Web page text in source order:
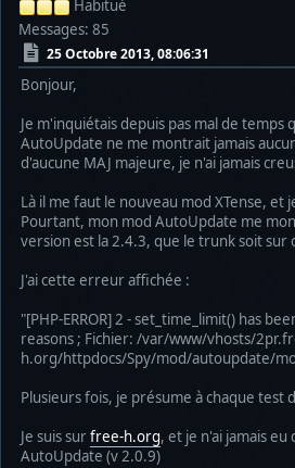
Habitué
Messages: 85
25 Octobre 2013, 08:06:31
Bonjour,
Je m'inquiétais depuis pas mal de temps
AutoUpdate ne me montrait jamais
d'aucune MAJ majeure, je n'ai jamais
Là il me faut le nouveau mod XTense, et
Pourtant, mon mod AutoUpdate me
version est la 2.4.3, que le trunk soit sur
J'ai cette erreur affichée :
"[PHP-ERROR] 2 - set_time_limit() has
reasons ; Fichier: /var/www/vhosts/
h.org/httpdocs/Spy/mod/autoupdate/
Plusieurs fois, je présume à chaque test
Je suis surfree-h.org, et je n'ai jamais
AutoUpdate (v 2.0.9)